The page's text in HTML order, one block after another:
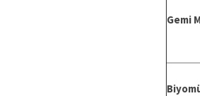
Gemi